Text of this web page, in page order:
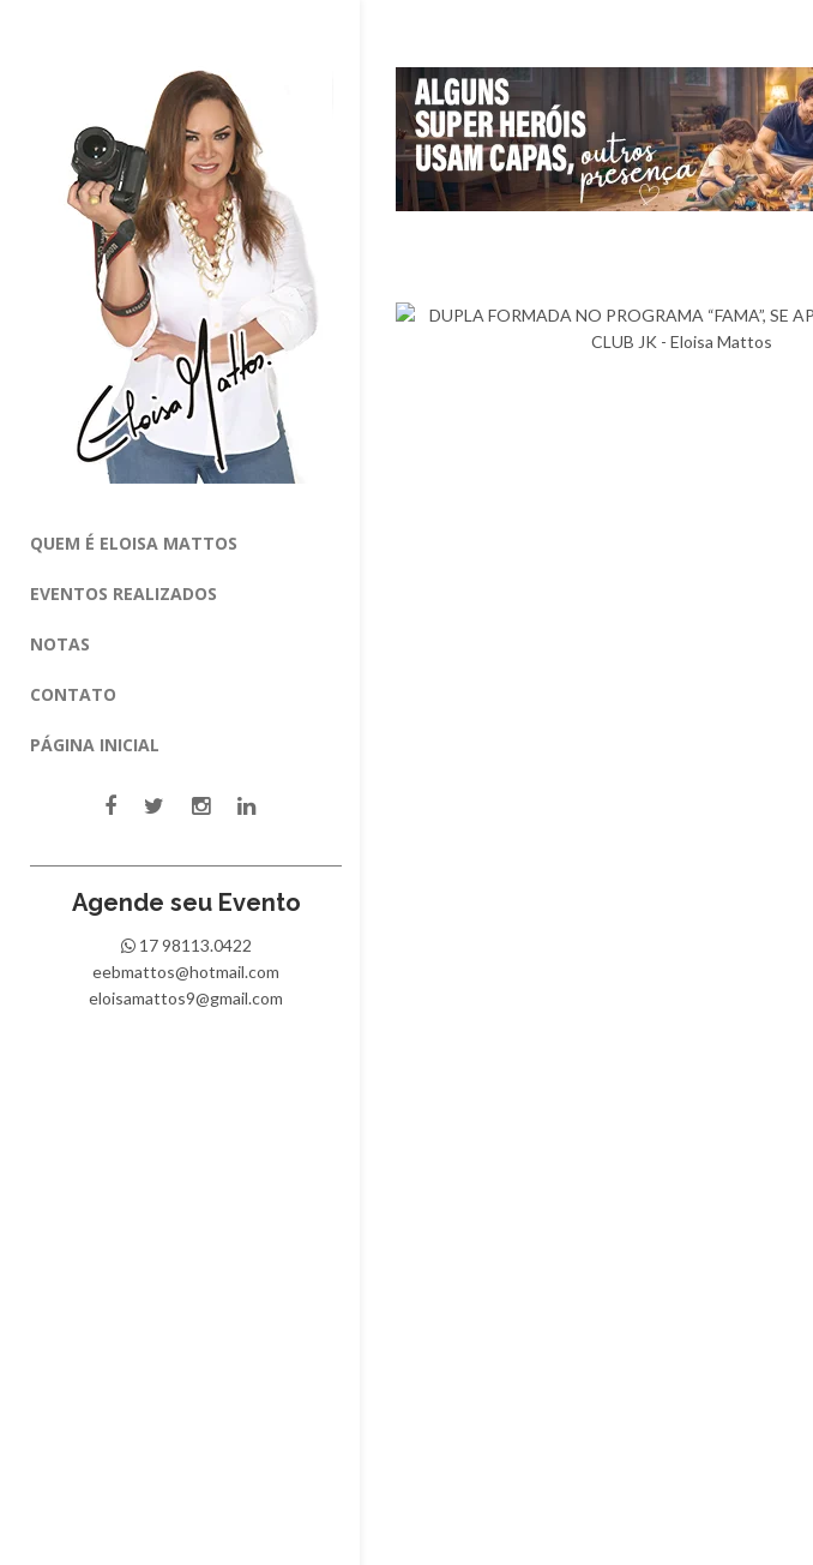
QUEM É ELOISA MATTOS
EVENTOS REALIZADOS
NOTAS
CONTATO
PÁGINA INICIAL
Agende seu Evento
17 98113.0422
eebmattos@hotmail.com
eloisamattos9@gmail.com